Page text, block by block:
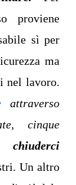
proviene
sì per
ma
nel lavoro.
attraverso
cinque
chiuderci
Un altro